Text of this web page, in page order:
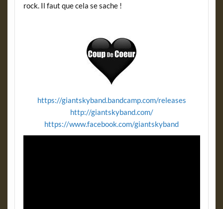
rock. Il faut que cela se sache !
https://giantskyband.bandcamp.com/releases
http://giantskyband.com/
https://www.facebook.com/giantskyband